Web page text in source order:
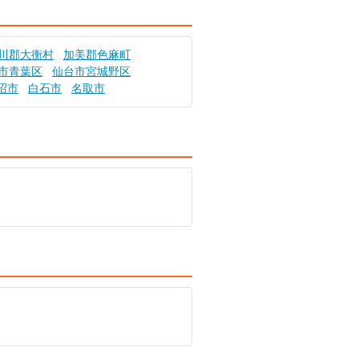
郡大衡村
加美郡色麻町
青葉区
仙台市宮城野区
市
白石市 名取市